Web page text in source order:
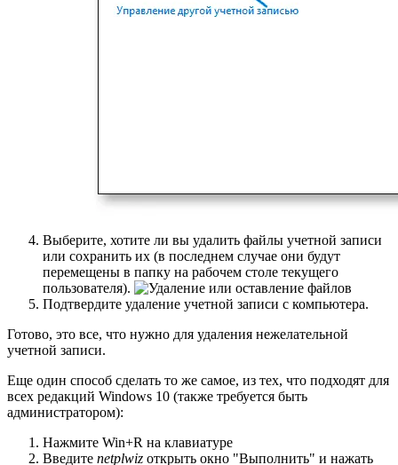
Выберите, хотите ли вы удалить файлы учетной записи
или сохранить их (в последнем случае они будут
перемещены в папку на рабочем столе текущего
пользователя).
Подтвердите удаление учетной записи с компьютера.
Готово, это все, что нужно для удаления нежелательной
учетной записи.
Еще один способ сделать то же самое, из тех, что подходят для
всех редакций Windows 10 (также требуется быть
администратором):
Нажмите Win+R на клавиатуре
Введите netplwiz открыть окно "Выполнить" и нажать